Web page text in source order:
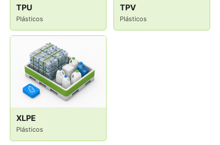
TPU
Plásticos
TPV
Plásticos
XLPE
Plásticos